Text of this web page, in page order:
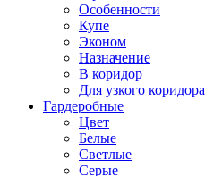
Особенности
Купе
Эконом
Назначение
В коридор
Для узкого коридора
Гардеробные
Цвет
Белые
Светлые
Серые